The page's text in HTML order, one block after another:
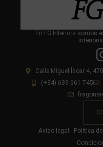
En FG Interiors somos
Calle Miguel Íscar 4,
(+34) 639 661 745
Aviso legal Política